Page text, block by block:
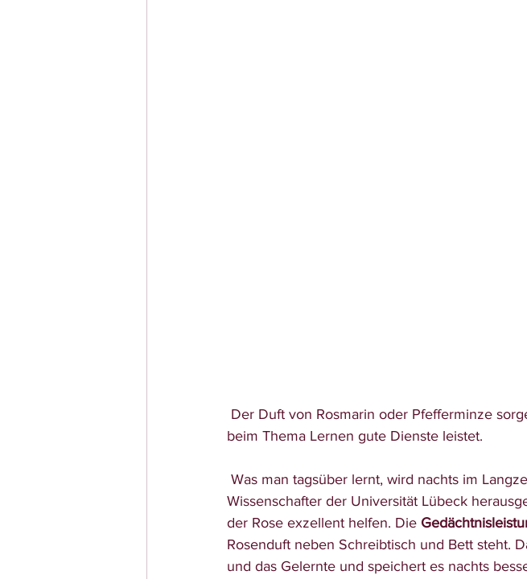
Der Duft von Rosmarin oder Pfefferminze
beim Thema Lernen gute Dienste leistet.
Wissenschafter der Universität Lübeck
der Rose exzellent helfen. Die
Rosenduft neben Schreibtisch und Bett steht.
und das Gelernte und speichert es nachts